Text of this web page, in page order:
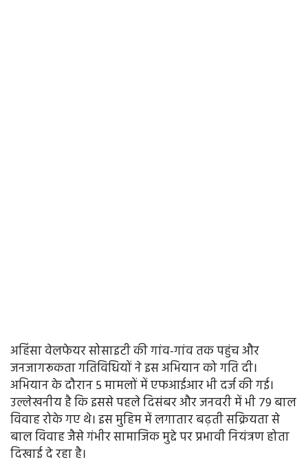
अहिंसा वेलफेयर सोसाइटी की गांव-गांव तक पहुंच और
जनजागरूकता गतिविधियों ने इस अभियान को गति दी।
अभियान के दौरान 5 मामलों में एफआईआर भी दर्ज की गई।
उल्लेखनीय है कि इससे पहले दिसंबर और जनवरी में भी 79 बाल
विवाह रोके गए थे। इस मुहिम में लगातार बढ़ती सक्रियता से
बाल विवाह जैसे गंभीर सामाजिक मुद्दे पर प्रभावी नियंत्रण होता
दिखाई दे रहा है।